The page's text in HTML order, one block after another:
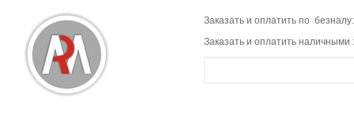
Заказать и оплатить по
Заказать и оплатить наличными